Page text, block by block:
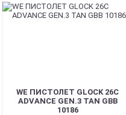
WE ПИСТОЛЕТ GLOCK 26C
ADVANCE GEN.3 TAN GBB
10186